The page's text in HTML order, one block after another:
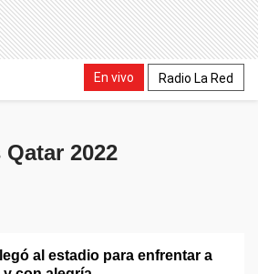
En vivo Radio La Red
2022
al estadio para enfrentar a